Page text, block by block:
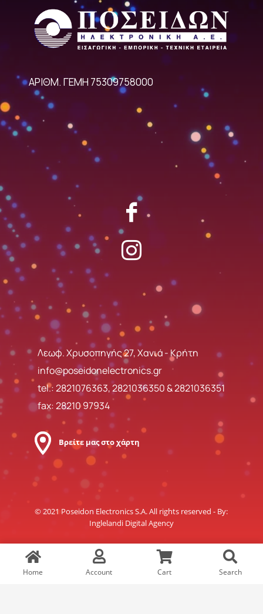
ΑΡΙΘΜ. ΓΕΜΗ 75309758000
Λεωφ. Χρυσοπηγής 27, Χανιά - Κρήτη
info@poseidonelectronics.gr
tel.:2821076363,2821036350&2821036351
fax: 28210 97934
Βρείτε μας στο χάρτη
© 2021 Poseidon Electronics S.A. All rights reserved - By:
Inglelandi Digital Agency
Home Account Cart Search